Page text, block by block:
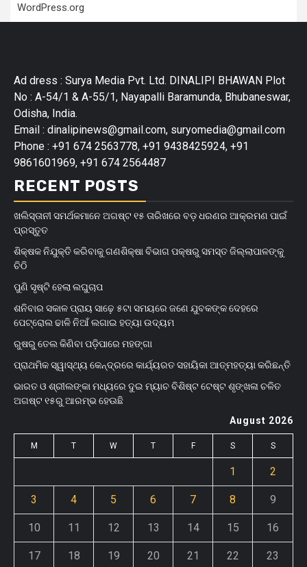
WordPress.org
Ad dress : Surya Media Pvt. Ltd. DINALIPI BHAWAN Plot
No : A-54/1 & A-55/1, Nayapalli Baramunda, Bhubaneswar,
Odisha, India.
Email : dinalipinews@gmail.com, suryomedia@gmail.com
Phone : +91 674 2563778, +91 9438425924, +91
9861601969, +91 674 2564487
RECENT POSTS
ଖଲିସ୍ତାନୀ ସମର୍ଥକମାନେ ଅଗଷ୍ଟ ୧୫ ତାରିଖରେ ବଡ଼ ଧରଣର ଆକ୍ରମଣ ପାଇଁ
ପ୍ରସ୍ତୁତ
ଶିକ୍ଷକ ନିଯୁକ୍ତି କରିବାକୁ ଗଣଶିକ୍ଷା ବିଭାଗ ପକ୍ଷରୁ ସମସ୍ତ ଜିଲ୍ଲାପାଳଙ୍କୁ
ଚିଠି
ପୁଣି ସୃଷ୍ଟି ହେଲା ଲଘୁଚାପ
ଶନିବାର ସକାଳ ପ୍ରାୟ ସାଢ଼େ ୫ଟା ସମୟରେ ଜଣେ ଯୁବକଙ୍କ ଦେହରେ
ପେଟ୍ରୋଲ ଢାଳି ନିଆଁ ଲଗାଇ ହତ୍ୟା ଉଦ୍ୟମ
ରୁଷରୁ ତେଲ କିଣିବା ପଡ଼ିପାରେ ମହଙ୍ଗା
ପ୍ରାଥମିକ ସ୍ୱାସ୍ଥ୍ୟ କେନ୍ଦ୍ରରେ କାର୍ଯ୍ୟରତ ସହାୟିକା ଆତ୍ମହତ୍ୟା କରିଛନ୍ତି
ଭାରତ ଓ ଶ୍ରୀଲଙ୍କା ମଧ୍ୟରେ ଦୁଇ ମ୍ୟାଚ ବିଶିଷ୍ଟ ଟେଷ୍ଟ ଶୃଙ୍ଖଳା ଚଳିତ
ଅଗଷ୍ଟ ୧୫ରୁ ଆରମ୍ଭ ହେଊଛି
August 2026
M T W T F S S
1 2
3 4 5 6 7 8 9
10 11 12 13 14 15 16
17 18 19 20 21 22 23